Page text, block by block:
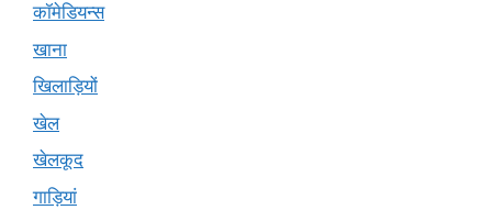
कॉमेडियन्स
खाना
खिलाड़ियों
खेल
खेलकूद
गाड़ियां